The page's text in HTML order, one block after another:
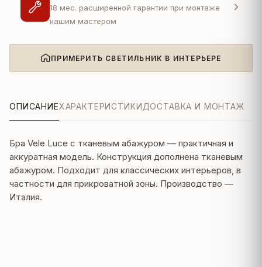
18 мес. расширенной гарантии при монтаже
нашим мастером
ПРИМЕРИТЬ СВЕТИЛЬНИК В ИНТЕРЬЕРЕ
ОПИСАНИЕХАРАКТЕРИСТИКИДОСТАВКА И МОНТАЖ
Бра Vele Luce с тканевым абажуром — практичная и
аккуратная модель. Конструкция дополнена тканевым
абажуром. Подходит для классических интерьеров, в
частности для прикроватной зоны. Производство —
Италия.